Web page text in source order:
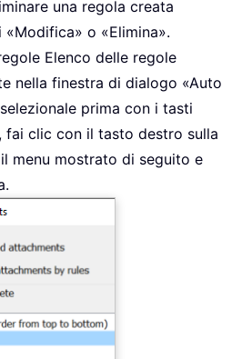
una regola creata
o «Elimina».
Elenco delle regole
nella finestra di dialogo «Auto
prima con i tasti
fai clic con il tasto destro sulla
menu mostrato di seguito e